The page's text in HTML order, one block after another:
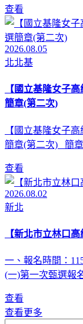
查看
2026.08.05
北北基
【國立基隆女子
簡章(第二次)
【國立基隆女子
簡章(第二次) 簡章
查看
2026.08.02
新北
【新北市立林口
一、報名時間：
(一)第一次甄選報
查看
查看更多